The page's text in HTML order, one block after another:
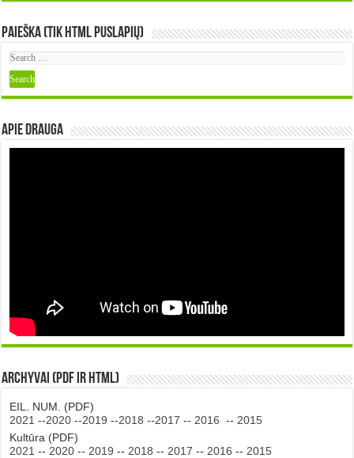
Paieška (tik HTML puslapių)
Apie DRAUGA
Archyvai (PDF ir HTML)
EIL. NUM. (PDF)
2021 --2020 --2019 --2018 --2017 -- 2016 -- 2015
Kultūra (PDF)
2021 -- 2020 -- 2019 -- 2018 -- 2017 -- 2016 -- 2015